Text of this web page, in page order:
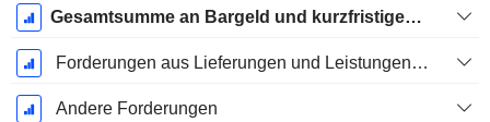
Gesamtsumme an Bargeld und kurzfristigen Investitionen
Forderungen aus Lieferungen und Leistungen, Gesamt
Andere Forderungen